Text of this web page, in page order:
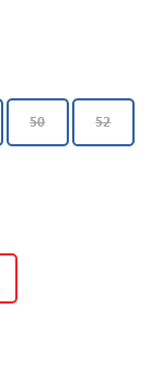
50 52